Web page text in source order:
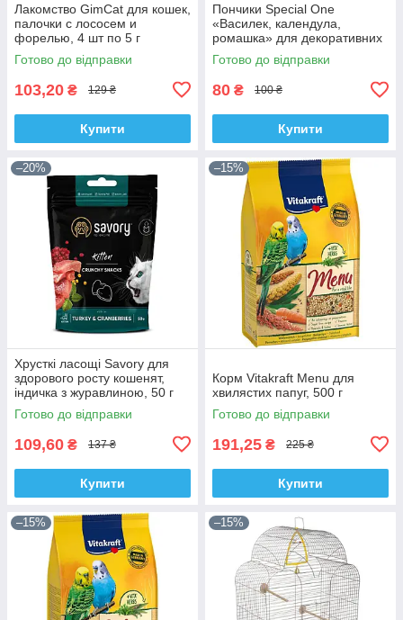
Лакомство GimCat для кошек,
палочки с лососем и
форелью, 4 шт по 5 г
Готово до відправки
103,20 ₴ 129 ₴
Купити
Пончики Special One
«Василек, календула,
ромашка» для декоративних
гризунів, 50 г
Готово до відправки
80 ₴ 100 ₴
Купити
–20%
Хрусткі ласощі Savory для
здорового росту кошенят,
індичка з журавлиною, 50 г
Готово до відправки
109,60 ₴ 137 ₴
Купити
–15%
Корм Vitakraft Menu для
хвилястих папуг, 500 г
Готово до відправки
191,25 ₴ 225 ₴
Купити
–15% –15%